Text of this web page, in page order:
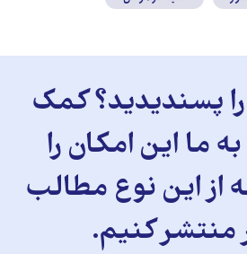
پسندیدید؟ کمک
ما این امکان را
از این نوع مطالب
منتشر کنیم.